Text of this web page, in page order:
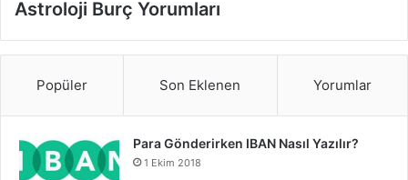
Astroloji Burç Yorumları
Popüler Son Eklenen Yorumlar
Para Gönderirken IBAN Nasıl Yazılır?
1 Ekim 2018